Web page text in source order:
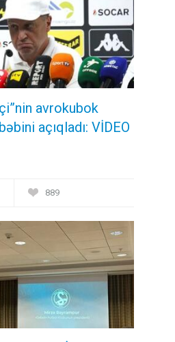
avrokubok
açıqladı: VİDEO
889